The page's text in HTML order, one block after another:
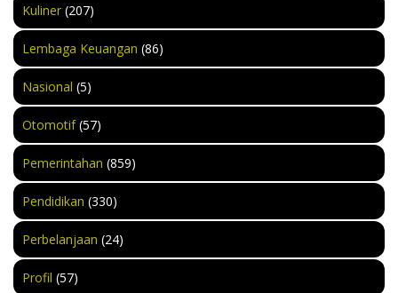
Kuliner (207)
Lembaga Keuangan (86)
Nasional (5)
Otomotif(57)
Pemerintahan (859)
Pendidikan (330)
Perbelanjaan (24)
Profil (57)